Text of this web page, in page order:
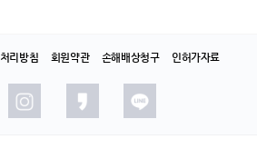
리방침 회원약관 손해배상청구 인허가자료